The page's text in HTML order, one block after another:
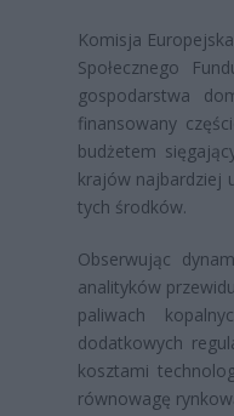
Komisja
Społecznego
gospodarstwa
finansowany
budżetem
krajów najbardziej
tych środków.
Obserwując
analityków
paliwach
dodatkowych
kosztami
równowagę